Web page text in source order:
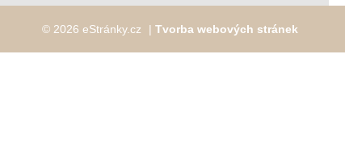
© 2026 eStránky.cz | Tvorba webových stránek